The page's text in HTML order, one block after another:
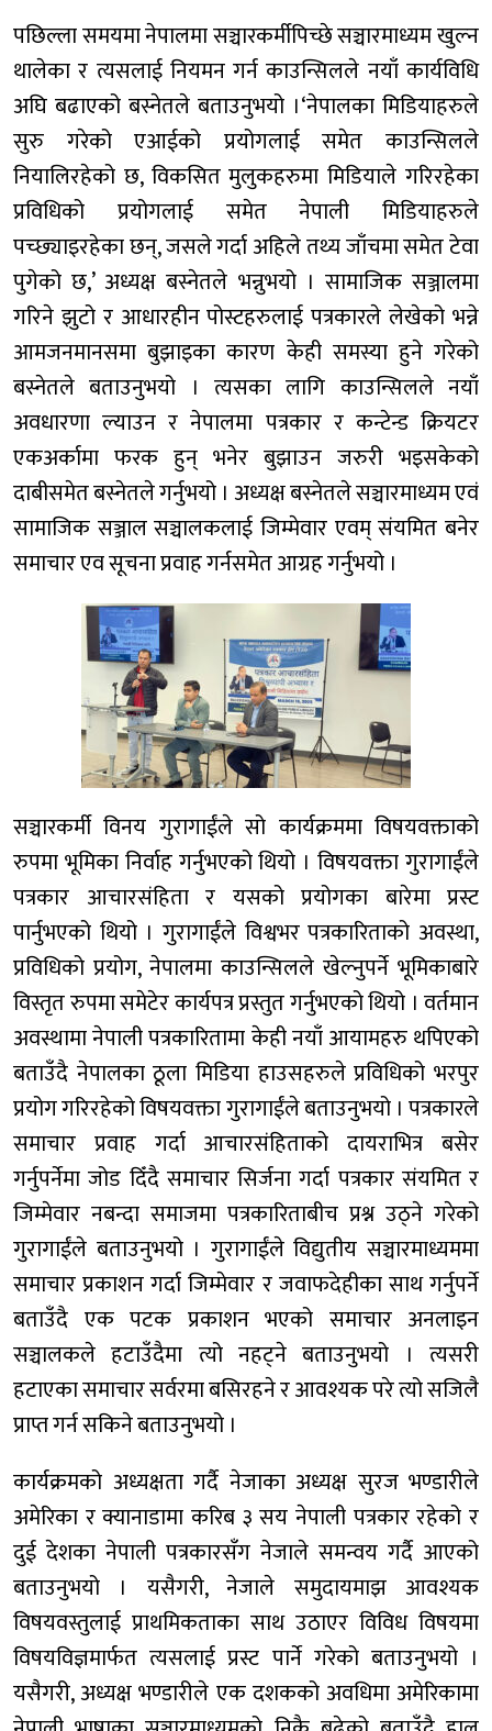
पछिल्ला समयमा नेपालमा सञ्चारकर्मीपिच्छे सञ्चारमाध्यम खुल्न
थालेका र त्यसलाई नियमन गर्न काउन्सिलले नयाँ कार्यविधि
अघि बढाएको बस्नेतले बताउनुभयो ।‘नेपालका मिडियाहरुले
सुरु गरेको एआईको प्रयोगलाई समेत काउन्सिलले
नियालिरहेको छ, विकसित मुलुकहरुमा मिडियाले गरिरहेका
प्रविधिको प्रयोगलाई समेत नेपाली मिडियाहरुले
पच्छ्याइरहेका छन्, जसले गर्दा अहिले तथ्य जाँचमा समेत टेवा
पुगेको छ,’ अध्यक्ष बस्नेतले भन्नुभयो । सामाजिक सञ्जालमा
गरिने झुटो र आधारहीन पोस्टहरुलाई पत्रकारले लेखेको भन्ने
आमजनमानसमा बुझाइका कारण केही समस्या हुने गरेको
बस्नेतले बताउनुभयो । त्यसका लागि काउन्सिलले नयाँ
अवधारणा ल्याउन र नेपालमा पत्रकार र कन्टेन्ड क्रियटर
एकअर्कामा फरक हुन् भनेर बुझाउन जरुरी भइसकेको
दाबीसमेत बस्नेतले गर्नुभयो । अध्यक्ष बस्नेतले सञ्चारमाध्यम एवं
सामाजिक सञ्जाल सञ्चालकलाई जिम्मेवार एवम् संयमित बनेर
समाचार एव सूचना प्रवाह गर्नसमेत आग्रह गर्नुभयो ।
सञ्चारकर्मी विनय गुरागाईंले सो कार्यक्रममा विषयवक्ताको
रुपमा भूमिका निर्वाह गर्नुभएको थियो । विषयवक्ता गुरागाईंले
पत्रकार आचारसंहिता र यसको प्रयोगका बारेमा प्रस्ट
पार्नुभएको थियो । गुरागाईंले विश्वभर पत्रकारिताको अवस्था,
प्रविधिको प्रयोग, नेपालमा काउन्सिलले खेल्नुपर्ने भूमिकाबारे
विस्तृत रुपमा समेटेर कार्यपत्र प्रस्तुत गर्नुभएको थियो । वर्तमान
अवस्थामा नेपाली पत्रकारितामा केही नयाँ आयामहरु थपिएको
बताउँदै नेपालका ठूला मिडिया हाउसहरुले प्रविधिको भरपुर
प्रयोग गरिरहेको विषयवक्ता गुरागाईंले बताउनुभयो । पत्रकारले
समाचार प्रवाह गर्दा आचारसंहिताको दायराभित्र बसेर
गर्नुपर्नेमा जोड दिँदै समाचार सिर्जना गर्दा पत्रकार संयमित र
जिम्मेवार नबन्दा समाजमा पत्रकारिताबीच प्रश्न उठ्ने गरेको
गुरागाईंले बताउनुभयो । गुरागाईंले विद्युतीय सञ्चारमाध्यममा
समाचार प्रकाशन गर्दा जिम्मेवार र जवाफदेहीका साथ गर्नुपर्ने
बताउँदै एक पटक प्रकाशन भएको समाचार अनलाइन
सञ्चालकले हटाउँदैमा त्यो नहट्ने बताउनुभयो । त्यसरी
हटाएका समाचार सर्वरमा बसिरहने र आवश्यक परे त्यो सजिलै
प्राप्त गर्न सकिने बताउनुभयो ।
कार्यक्रमको अध्यक्षता गर्दै नेजाका अध्यक्ष सुरज भण्डारीले
अमेरिका र क्यानाडामा करिब ३ सय नेपाली पत्रकार रहेको र
दुई देशका नेपाली पत्रकारसँग नेजाले समन्वय गर्दै आएको
बताउनुभयो । यसैगरी, नेजाले समुदायमाझ आवश्यक
विषयवस्तुलाई प्राथमिकताका साथ उठाएर विविध विषयमा
विषयविज्ञमार्फत त्यसलाई प्रस्ट पार्ने गरेको बताउनुभयो ।
यसैगरी, अध्यक्ष भण्डारीले एक दशकको अवधिमा अमेरिकामा